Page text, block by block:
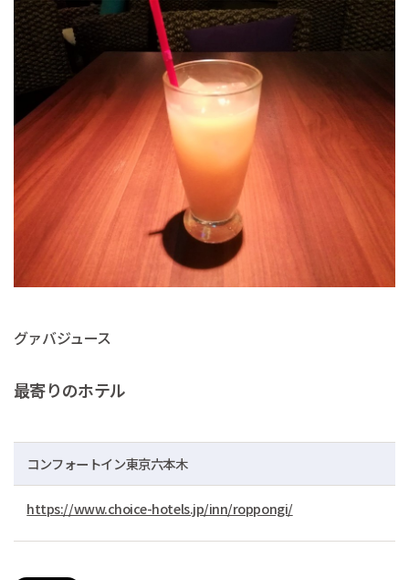
グァバジュース
最寄りのホテル
コンフォートイン東京六本木
https://www.choice-hotels.jp/inn/roppongi/